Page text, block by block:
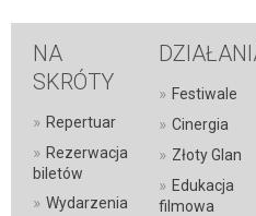
NA
SKRÓTY
» Repertuar
» Rezerwacja
biletów
» Wydarzenia
» Festiwale
» Cinergia
» Złoty Glan
» Edukacja
filmowa